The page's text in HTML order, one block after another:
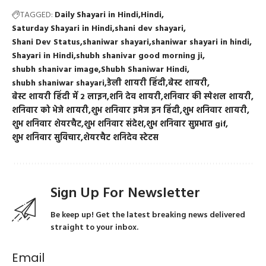
TAGGED: Daily Shayari in Hindi Hindi
Saturday Shayari in Hindi shani dev shayari
Shani Dev Status shaniwar shayari shaniwar shayari in hindi
Shayari in Hindi shubh shanivar good morning ji
shubh shanivar image Shubh Shaniwar Hindi
shubh shaniwar shayariडेली शायरी हिंदीबेस्ट शायरी
बेस्ट शायरी हिंदी में 2 लाइन शनि देव शायरी शनिवार की स्पेशल शायरी
शनिवार को भेजे शायरी शुभ शनिवार इमेज इन हिंदी शुभ शनिवार शायरी
शुभ शनिवार शेयरचैट शुभ शनिवार संदेश शुभ शनिवार सुप्रभात gif
शुभ शनिवार सुविचार शेयरचैट शनिदेव स्टेटस
Sign Up For Newsletter
Be keep up! Get the latest breaking news delivered
straight to your inbox.
Email